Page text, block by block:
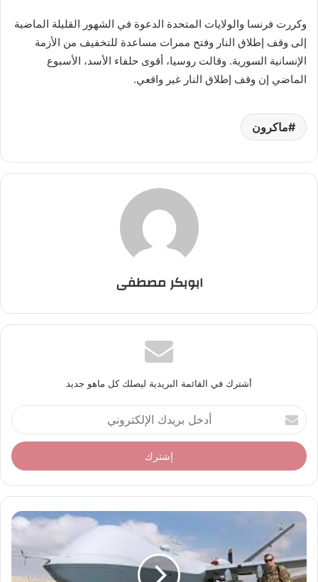
وكررت فرنسا والولايات المتحدة الدعوة في الشهور القليلة الماضية
إلى وقف إطلاق النار وفتح ممرات مساعدة للتخفيف من الأزمة
الإنسانية السورية. وقالت روسيا، أقوى حلفاء الأسد، الأسبوع
الماضي إن وقف إطلاق النار غير واقعي.
ماكرون
ابوبكر مصطفى
أشترك في القائمة البريدية ليصلك كل ماهو جديد
أ
د
خ
ل
ر
د
ل
إ